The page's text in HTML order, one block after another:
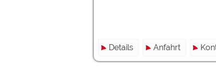
Details Anfahrt
Die